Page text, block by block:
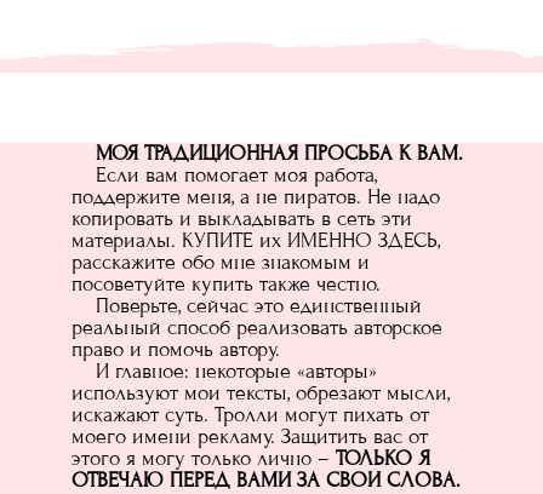
МОЯ ТРАДИЦИОННАЯ ПРОСЬБА К ВАМ.
Если вам помогает моя работа,
поддержите меня, а не пиратов. Не надо
копировать и выкладывать в сеть эти
материалы. КУПИТЕ их ИМЕННО ЗДЕСЬ,
расскажите обо мне знакомым и
посоветуйте купить также честно.
Поверьте, сейчас это единственный
реальный способ реализовать авторское
право и помочь автору.
И главное: некоторые «авторы»
используют мои тексты, обрезают мысли,
искажают суть. Тролли могут пихать от
моего имени рекламу. Защитить вас от
этого я могу только лично – ТОЛЬКО Я
ОТВЕЧАЮ ПЕРЕД ВАМИ ЗА СВОИ СЛОВА.